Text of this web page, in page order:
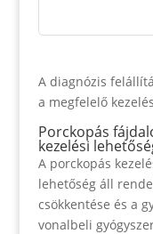
A diagnózis
a megfelelő
Porckopás
kezelési
A porckopás
lehetőség áll
csökkentése és a
vonalbeli